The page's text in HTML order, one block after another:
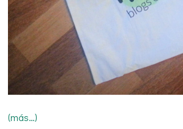
(más…)